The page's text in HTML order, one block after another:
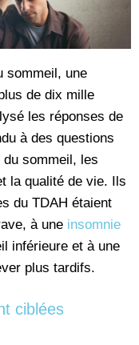
sommeil, une
de dix mille
les réponses de
à des questions
sommeil, les
la qualité de vie. Ils
du TDAH étaient
à une insomnie
inférieure et à une
plus tardifs.
ciblées